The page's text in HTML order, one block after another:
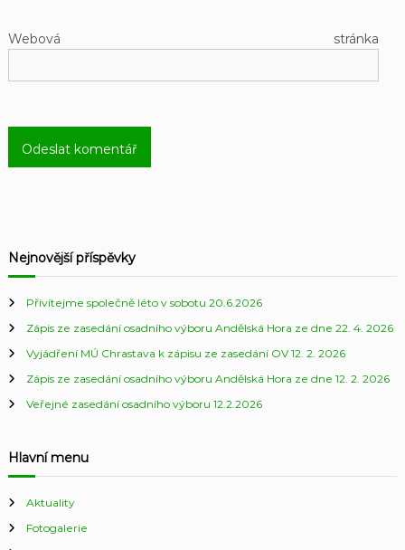
Webová stránka
Nejnovější příspěvky
Přivítejme společně léto v sobotu 20.6.2026
Zápis ze zasedání osadního výboru Andělská Hora ze dne 22. 4. 2026
Vyjádření MÚ Chrastava k zápisu ze zasedání OV 12. 2. 2026
Zápis ze zasedání osadního výboru Andělská Hora ze dne 12. 2. 2026
Veřejné zasedání osadního výboru 12.2.2026
Hlavní menu
Aktuality
Fotogalerie